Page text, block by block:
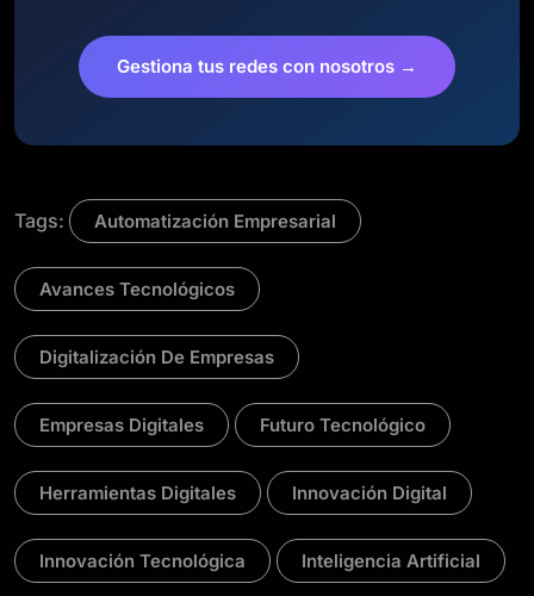
Gestiona tus redes con nosotros →
Tags: Automatización Empresarial
Avances Tecnológicos
Digitalización De Empresas
Empresas Digitales Futuro Tecnológico
Herramientas Digitales Innovación Digital
Innovación Tecnológica Inteligencia Artificial